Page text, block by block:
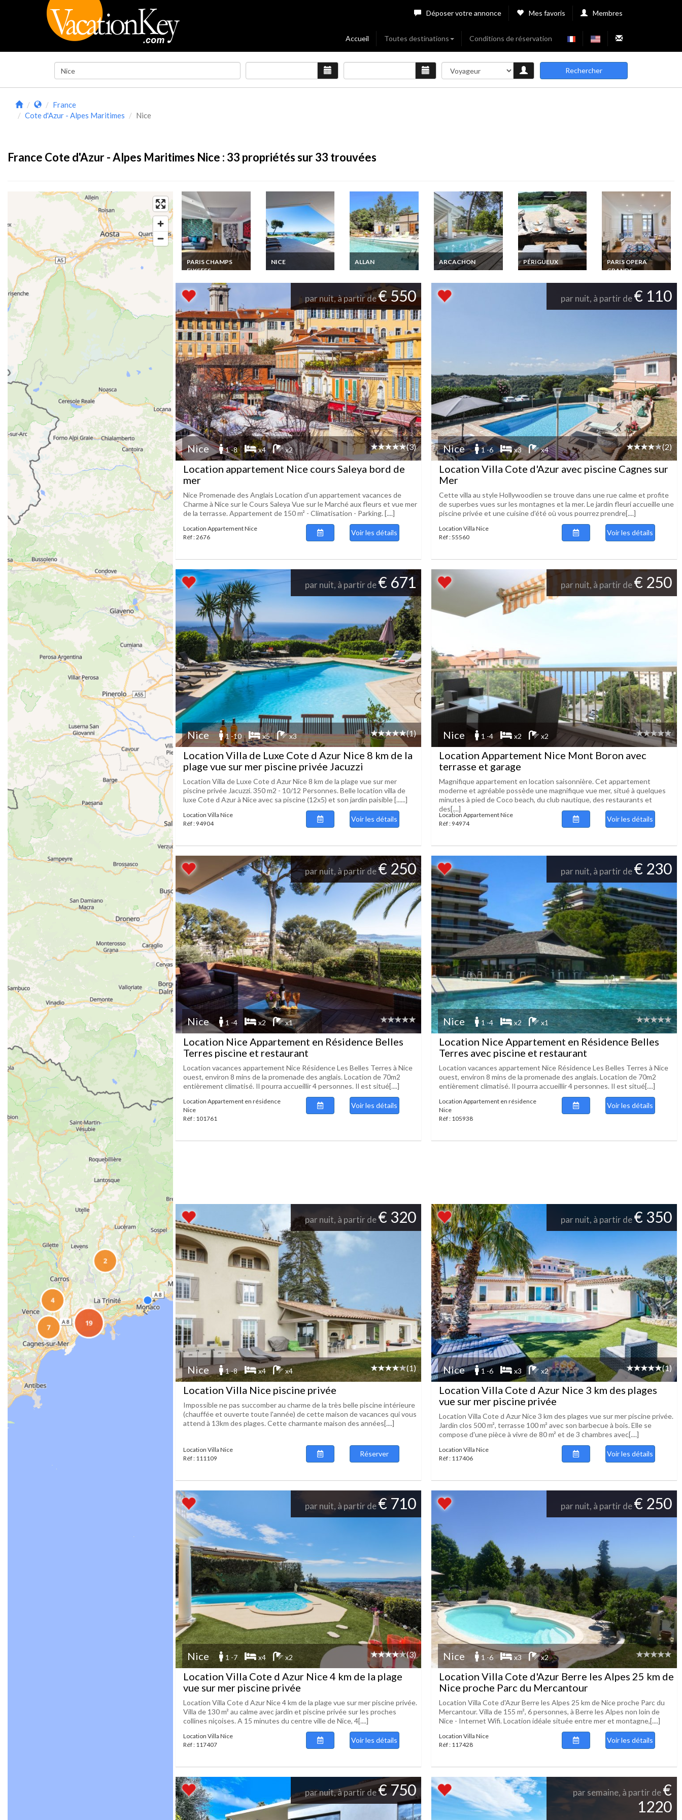
Déposer votre annonce Mes favoris Membres
Accueil Toutes destinations Conditions de réservation
Rechercher
France
Cote d'Azur - Alpes Maritimes
Nice
France Cote d'Azur - Alpes Maritimes Nice : 33 propriétés sur 33 trouvées
PARIS CHAMPS
ELYSEES
Location
Appartement Luxe
Paris Champs
Elysees sur la
fameuse Promenade
des Champs Elysees
NICE
Location Villa de Luxe
ALLAN
Location Villa Drome
piscine privée
ARCACHON
Bassin d'Arcachon
Pyla sur Mer piscine
chauffée proche
plage
PÉRIGUEUX
Location Maison de
PARIS OPERA
GRANDS
Appartement Luxe
Paris Opera Grands
Boulevards pour
par nuit, à partir de€ 550
Nice 1 -8 x4 x2 (3)
Location appartement Nice cours Saleya bord de
mer
Nice Promenade des Anglais Location d'un appartement vacances de
Charme à Nice sur le Cours Saleya Vue sur le Marché aux fleurs et vue mer
de la terrasse. Appartement de 150 m² - Climatisation - Parking. [....]
Location Appartement Nice
Réf : 2676
Voir les détails
par nuit, à partir de€ 110
Nice 1 -6 x3 x4 (2)
Location Villa Cote d'Azur avec piscine Cagnes sur
Mer
Cette villa au style Hollywoodien se trouve dans une rue calme et profite
de superbes vues sur les montagnes et la mer. Le jardin fleuri accueille une
piscine privée et une cuisine d’été où vous pourrez prendre[....]
Location Villa Nice
Réf : 55560
Voir les détails
par nuit, à partir de€ 671
Nice 1 -10 x5 x3 (1)
Location Villa de Luxe Cote d Azur Nice 8 km de la
plage vue sur mer piscine privée Jacuzzi
Location Villa de Luxe Cote d Azur Nice 8 km de la plage vue sur mer
piscine privée Jacuzzi. 350 m2 - 10/12 Personnes. Belle location villa de
luxe Cote d Azur à Nice avec sa piscine (12x5) et son jardin paisible [......]
Location Villa Nice
Réf : 94904
Voir les détails
par nuit, à partir de€ 250
Nice 1 -4 x2 x2
Location Appartement Nice Mont Boron avec
terrasse et garage
Magnifique appartement en location saisonnière. Cet appartement
moderne et agréable possède une magnifique vue mer, situé à quelques
minutes à pied de Coco beach, du club nautique, des restaurants et
des[....]
Location Appartement Nice
Réf : 94974
Voir les détails
par nuit, à partir de€ 250
Nice 1 -4 x2 x1
Location Nice Appartement en Résidence Belles
Terres piscine et restaurant
Location vacances appartement Nice Résidence Les Belles Terres à Nice
ouest, environ 8 mins de la promenade des anglais. Location de 70m2
entièrement climatisé. Il pourra accueillir 4 personnes. Il est situé[....]
Location Appartement en résidence
Nice
Réf : 101761
Voir les détails
par nuit, à partir de€ 230
Nice 1 -4 x2 x1
Location Nice Appartement en Résidence Belles
Terres avec piscine et restaurant
Location vacances appartement Nice Résidence Les Belles Terres à Nice
ouest, environ 8 mins de la promenade des anglais. Location de 70m2
entièrement climatisé. Il pourra accueillir 4 personnes. Il est situé[....]
Location Appartement en résidence
Nice
Réf : 105938
Voir les détails
par nuit, à partir de€ 320
Nice 1 -8 x4 x4 (1)
Location Villa Nice piscine privée
Impossible ne pas succomber au charme de la très belle piscine intérieure
(chauffée et ouverte toute l'année) de cette maison de vacances qui vous
attend à 13km des plages. Cette charmante maison des années[....]
Location Villa Nice
Réf : 111109
Réserver
par nuit, à partir de€ 350
Nice 1 -6 x3 x2 (1)
Location Villa Cote d Azur Nice 3 km des plages
vue sur mer piscine privée
Location Villa Cote d Azur Nice 3 km des plages vue sur mer piscine privée.
Jardin clos 500 m², terrasse 100 m² avec son barbecue à bois. Elle se
compose d'une pièce à vivre de 80 m² et de 3 chambres avec[....]
Location Villa Nice
Réf : 117406
Voir les détails
par nuit, à partir de€ 710
Nice 1 -7 x4 x2 (3)
Location Villa Cote d Azur Nice 4 km de la plage
vue sur mer piscine privée
Location Villa Cote d Azur Nice 4 km de la plage vue sur mer piscine privée.
Villa de 130 m² au calme avec jardin et piscine privée sur les proches
collines niçoises. A 15 minutes du centre ville de Nice, 4[....]
Location Villa Nice
Réf : 117407
Voir les détails
par nuit, à partir de€ 250
Nice 1 -6 x3 x2
Location Villa Cote d'Azur Berre les Alpes 25 km de
Nice proche Parc du Mercantour
Location Villa Cote d'Azur Berre les Alpes 25 km de Nice proche Parc du
Mercantour. Villa de 155 m², 6 personnes, à Berre les Alpes non loin de
Nice - Internet Wifi. Location idéale située entre mer et montagne,[....]
Location Villa Nice
Réf : 117428
Voir les détails
par nuit, à partir de€ 750 par semaine, à partir de€
1220